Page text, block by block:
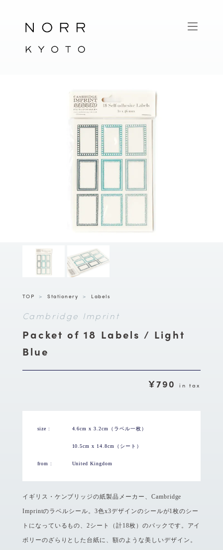
TOP >Stationery > Labels
Cambridge Imprint
Packet of 18 Labels / Light
Blue
¥790 in tax
size : 4.6cm x 3.2cm（ラベル一枚）
10.5cm x 14.8cm（シート）
from : United Kingdom
イギリス・ケンブリッジの紙製品メーカー、Cambridge
Imprintのラベルシール。3色x3デザインのシールが1枚のシー
トになっているもの、2シート（計18枚）のパックです。アイ
ボリーのざらりとした台紙に、額のような美しいデザイン。